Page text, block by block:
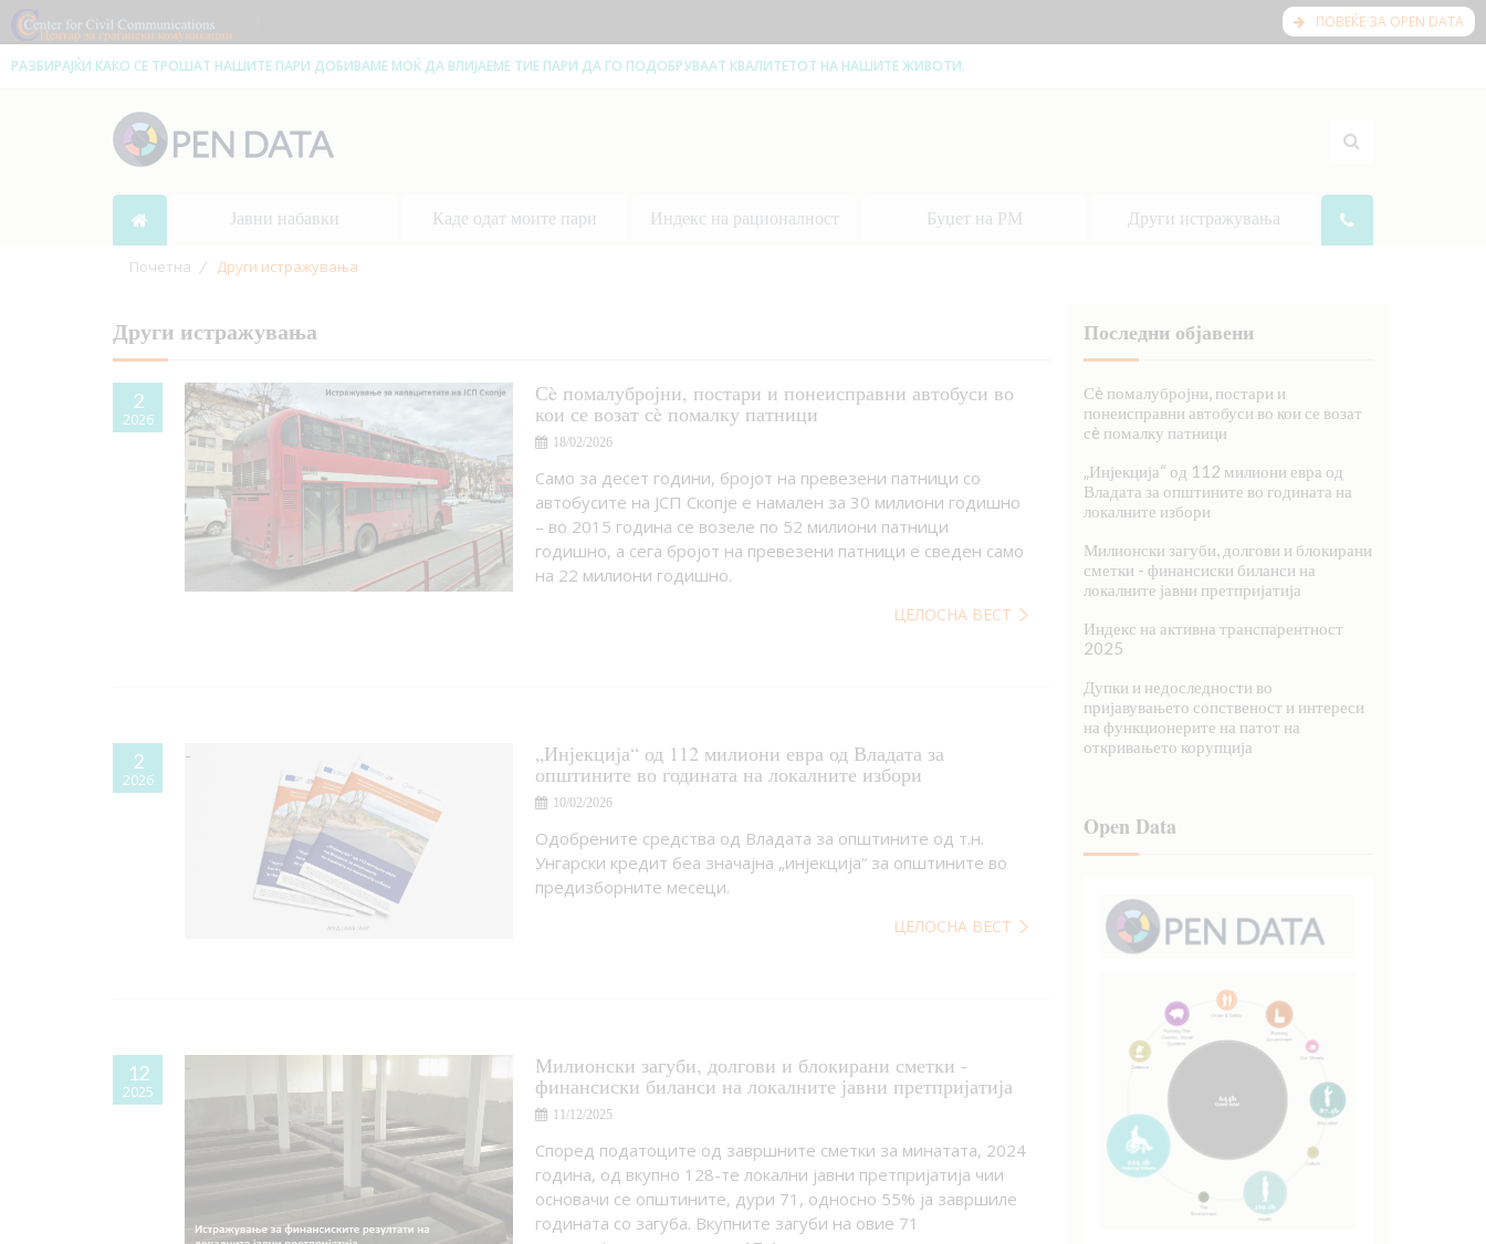
РАЗБИРАЈЌИ КАКО СЕ ТРОШАТ НАШИТЕ ПАРИ ДОБИВАМЕ МОЌ ДА ВЛИЈАЕМЕ ТИЕ ПАРИ ДА ГО ПОДОБРУВААТ КВАЛИТЕТОТ НА НАШИТЕ ЖИВОТИ.
ПОВЕЌЕ ЗА OPEN DATA
Јавни набавки Каде одат моите пари Индекс на рационалност Буџет на РМ Други истражувања
Почетна Други истражувања
Други истражувања
2
2026
Сè помалубројни, постари и понеисправни автобуси во
кои се возат сè помалку патници
18/02/2026
Само за десет години, бројот на превезени патници со
автобусите на ЈСП Скопје е намален за 30 милиони годишно
– во 2015 година се возеле по 52 милиони патници
годишно, а сега бројот на превезени патници е сведен само
на 22 милиони годишно.
ЦЕЛОСНА ВЕСТ
2
2026
„Инјекција“ од 112 милиони евра од Владата за
општините во годината на локалните избори
10/02/2026
Одобрените средства од Владата за општините од т.н.
Унгарски кредит беа значајна „инјекција“ за општините во
предизборните месеци.
ЦЕЛОСНА ВЕСТ
12
2025
Милионски загуби, долгови и блокирани сметки -
финансиски биланси на локалните јавни претпријатија
11/12/2025
Според податоците од завршните сметки за минатата, 2024
година, од вкупно 128-те локални јавни претпријатија чии
основачи се општините, дури 71, односно 55% ја завршиле
годината со загуба. Вкупните загуби на овие 71
Последни објавени
Сè помалубројни, постари и
понеисправни автобуси во кои се возат
сè помалку патници
„Инјекција“ од 112 милиони евра од
Владата за општините во годината на
локалните избори
Милионски загуби, долгови и блокирани
сметки - финансиски биланси на
локалните јавни претпријатија
Индекс на активна транспарентност
2025
Дупки и недоследности во
пријавувањето сопственост и интереси
на функционерите на патот на
откривањето корупција
Open Data